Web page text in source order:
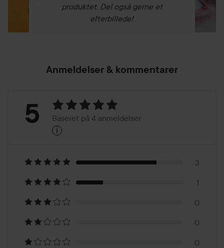
produktet. Del også gerne et
efterbillede!
Anmeldelser & kommentarer
Bedømmelse:
Baseret
på
4
anmeldelser
5 Baseret på 4 anmeldelser
i
3
1
0
0
0